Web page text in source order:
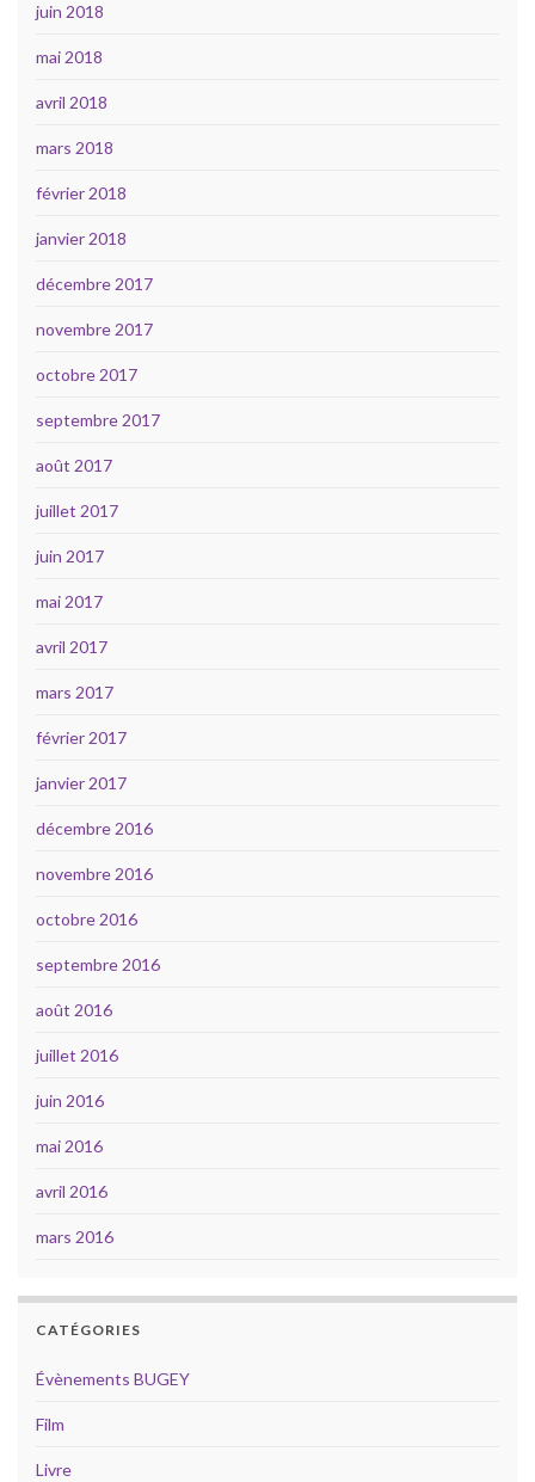
juin 2018
mai 2018
avril 2018
mars 2018
février 2018
janvier 2018
décembre 2017
novembre 2017
octobre 2017
septembre 2017
août 2017
juillet 2017
juin 2017
mai 2017
avril 2017
mars 2017
février 2017
janvier 2017
décembre 2016
novembre 2016
octobre 2016
septembre 2016
août 2016
juillet 2016
juin 2016
mai 2016
avril 2016
mars 2016
CATÉGORIES
Évènements BUGEY
Film
Livre